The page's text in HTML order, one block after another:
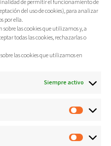
de permitir el funcionamiento de
del uso de cookies), para analizar
por ella.
las cookies que utilizamos y, a
todas las cookies, rechazarlas o
las cookies que utilizamos en
Siempre activo
teórico práctico de
e